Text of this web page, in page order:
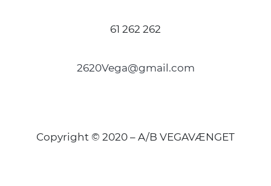
61 262 262
2620Vega@gmail.com
Copyright © 2020 – A/B VEGAVÆNGET